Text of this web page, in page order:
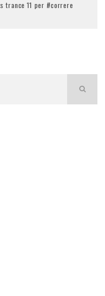
trance 11 per #correre